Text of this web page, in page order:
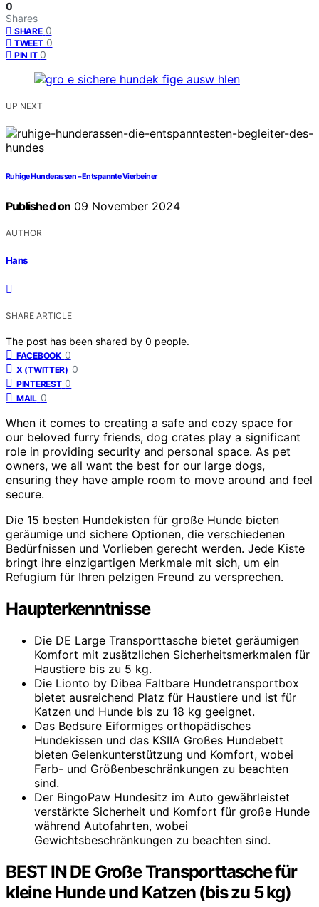
0
Shares
SHARE 0
TWEET 0
PIN IT 0
UP NEXT
Ruhige Hunderassen – Entspannte Vierbeiner
Published on 09 November 2024
AUTHOR
Hans
SHARE ARTICLE
The post has been shared by 0 people.
FACEBOOK 0
X (TWITTER) 0
PINTEREST 0
MAIL 0
When it comes to creating a safe and cozy space for
our beloved furry friends, dog crates play a significant
role in providing security and personal space. As pet
owners, we all want the best for our large dogs,
ensuring they have ample room to move around and feel
secure.
Die 15 besten Hundekisten für große Hunde bieten
geräumige und sichere Optionen, die verschiedenen
Bedürfnissen und Vorlieben gerecht werden. Jede Kiste
bringt ihre einzigartigen Merkmale mit sich, um ein
Refugium für Ihren pelzigen Freund zu versprechen.
Haupterkenntnisse
Die DE Large Transporttasche bietet geräumigen
Komfort mit zusätzlichen Sicherheitsmerkmalen für
Haustiere bis zu 5 kg.
Die Lionto by Dibea Faltbare Hundetransportbox
bietet ausreichend Platz für Haustiere und ist für
Katzen und Hunde bis zu 18 kg geeignet.
Das Bedsure Eiformiges orthopädisches
Hundekissen und das KSIIA Großes Hundebett
bieten Gelenkunterstützung und Komfort, wobei
Farb- und Größenbeschränkungen zu beachten
sind.
Der BingoPaw Hundesitz im Auto gewährleistet
verstärkte Sicherheit und Komfort für große Hunde
während Autofahrten, wobei
Gewichtsbeschränkungen zu beachten sind.
BEST IN DE Große Transporttasche für
kleine Hunde und Katzen (bis zu 5 kg)